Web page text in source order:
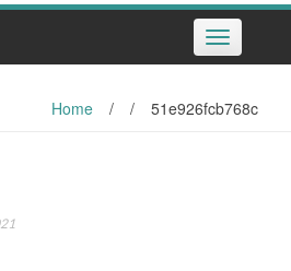
Toggle
navigation
Home / / 51e926fcb768c